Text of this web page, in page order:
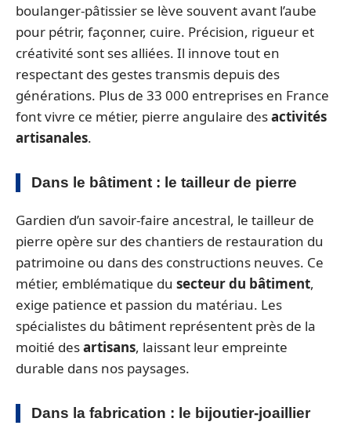
boulanger-pâtissier se lève souvent avant l’aube
pour pétrir, façonner, cuire. Précision, rigueur et
créativité sont ses alliées. Il innove tout en
respectant des gestes transmis depuis des
générations. Plus de 33 000 entreprises en France
font vivre ce métier, pierre angulaire desactivités
artisanales.
Dans le bâtiment : le tailleur de pierre
Gardien d’un savoir-faire ancestral, le tailleur de
pierre opère sur des chantiers de restauration du
patrimoine ou dans des constructions neuves. Ce
métier, emblématique du secteur du bâtiment,
exige patience et passion du matériau. Les
spécialistes du bâtiment représentent près de la
moitié desartisans, laissant leur empreinte
durable dans nos paysages.
Dans la fabrication : le bijoutier-joaillier